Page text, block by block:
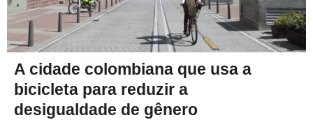
A cidade colombiana que usa a
bicicleta para reduzir a
desigualdade de gênero